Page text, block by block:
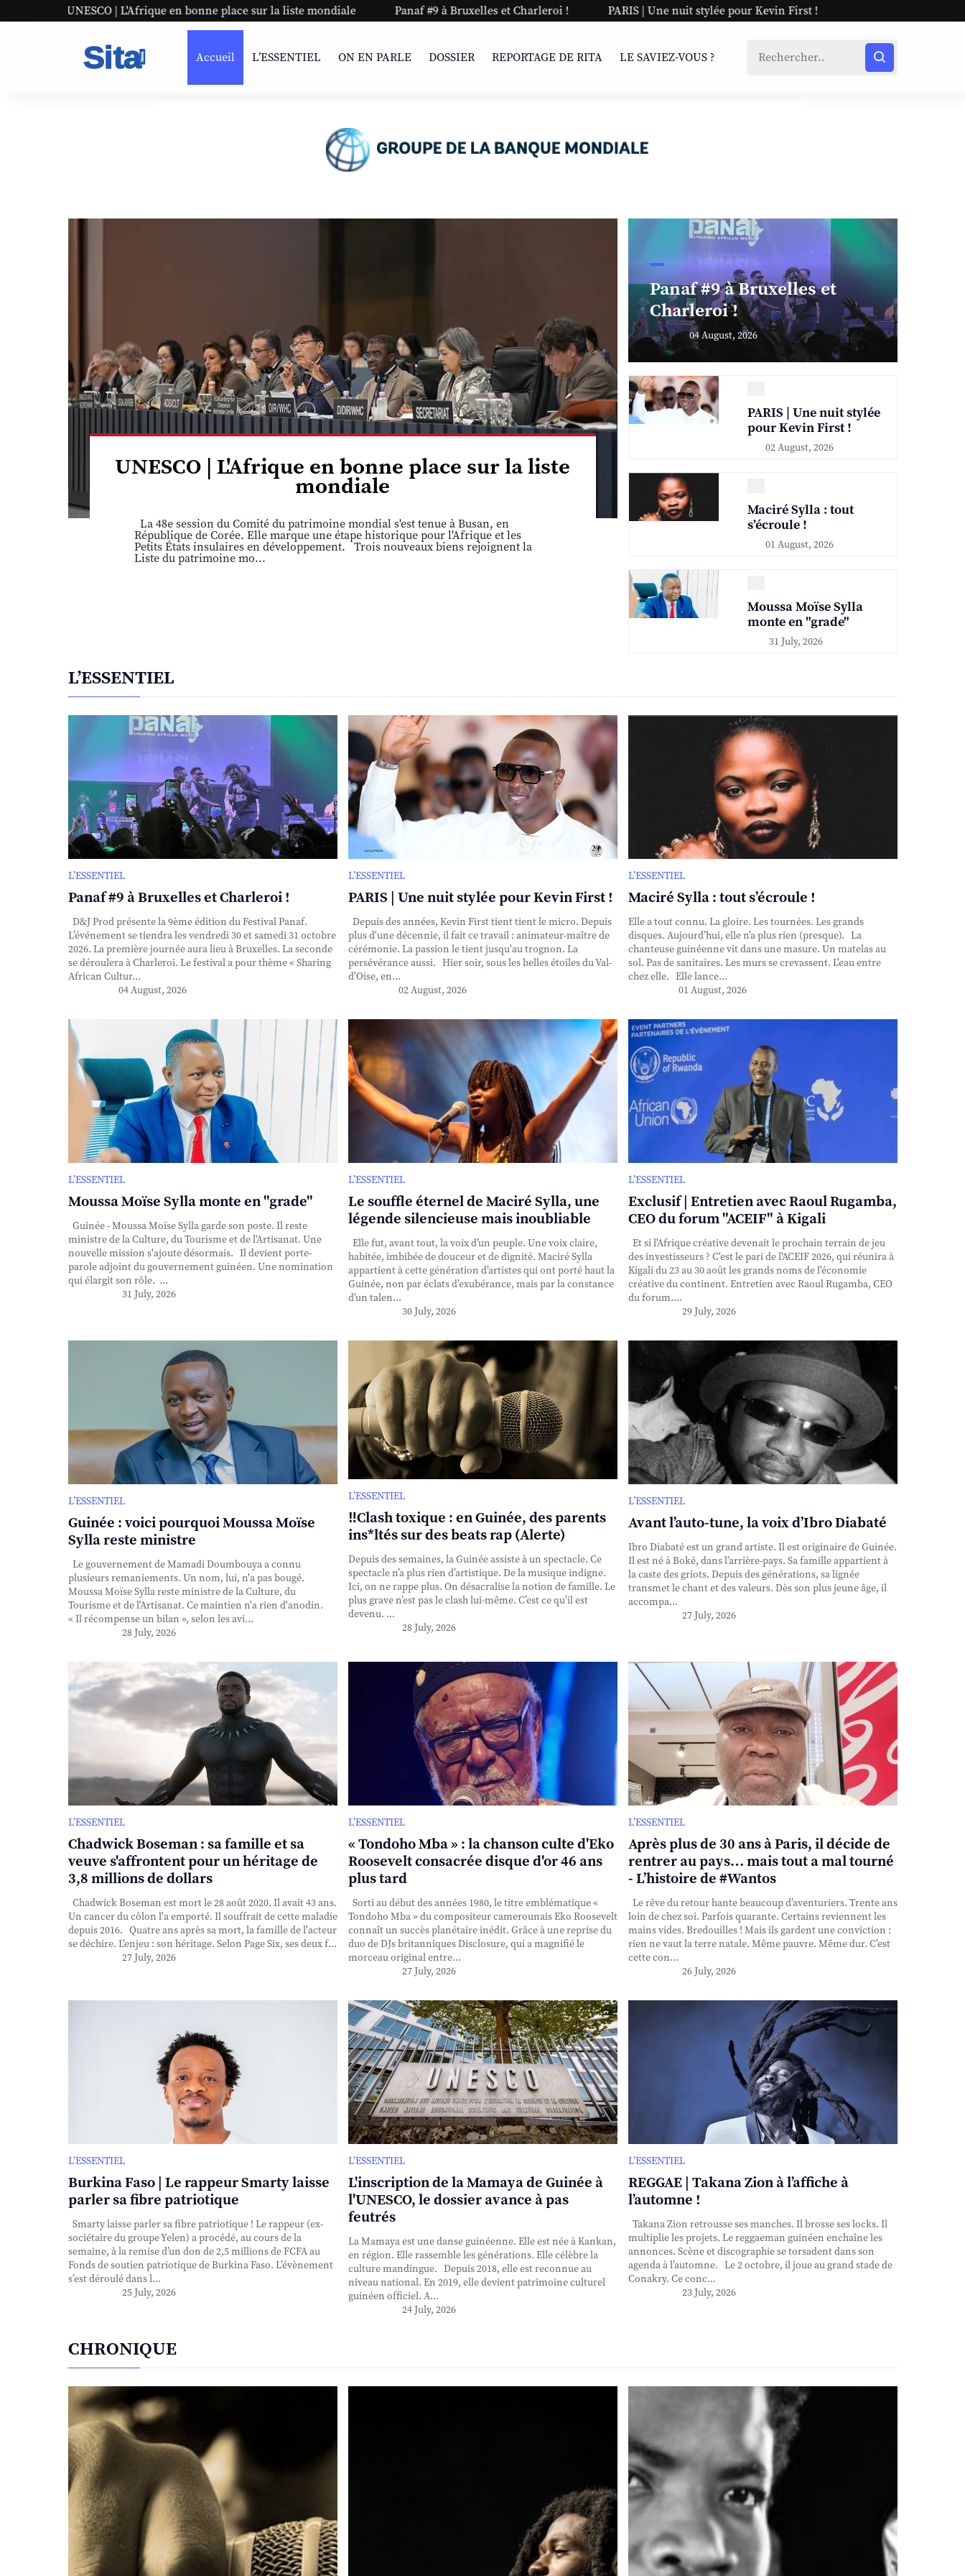
| L'Afrique en bonne place sur la liste mondiale Panaf #9 à Bruxelles et Charleroi ! PARIS | Une nuit stylée pour Kevin First !
Accueil L’ESSENTIEL ON EN PARLE DOSSIER REPORTAGE DE RITA LE SAVIEZ-VOUS ?
UNESCO | L'Afrique en bonne place sur la liste
mondiale
La 48e session du Comité du patrimoine mondial s'est tenue à Busan, en
République de Corée. Elle marque une étape historique pour l'Afrique et les
Petits États insulaires en développement. Trois nouveaux biens rejoignent la
Liste du patrimoine mo...
Panaf #9 à Bruxelles et
Charleroi !
04 August, 2026
PARIS | Une nuit stylée
pour Kevin First !
02 August, 2026
Maciré Sylla : tout
s’écroule !
01 August, 2026
Moussa Moïse Sylla
monte en "grade"
31 July, 2026
L’ESSENTIEL
L’ESSENTIEL
Panaf #9 à Bruxelles et Charleroi !
D&J Prod présente la 9ème édition du Festival Panaf.
L’événement se tiendra les vendredi 30 et samedi 31 octobre
2026. La première journée aura lieu à Bruxelles. La seconde
se déroulera à Charleroi. Le festival a pour thème « Sharing
African Cultur...
04 August, 2026
L’ESSENTIEL
PARIS | Une nuit stylée pour Kevin First !
Depuis des années, Kevin First tient tient le micro. Depuis
plus d'une décennie, il fait ce travail : animateur-maître de
cérémonie. La passion le tient jusqu'au trognon. La
persévérance aussi. Hier soir, sous les belles étoiles du Val-
d'Oise, en...
02 August, 2026
L’ESSENTIEL
Maciré Sylla : tout s’écroule !
Elle a tout connu. La gloire. Les tournées. Les grands
disques. Aujourd’hui, elle n’a plus rien (presque). La
chanteuse guinéenne vit dans une masure. Un matelas au
sol. Pas de sanitaires. Les murs se crevassent. L'eau entre
chez elle. Elle lance...
01 August, 2026
L’ESSENTIEL
Moussa Moïse Sylla monte en "grade"
Guinée - Moussa Moïse Sylla garde son poste. Il reste
ministre de la Culture, du Tourisme et de l'Artisanat. Une
nouvelle mission s'ajoute désormais. Il devient porte-
parole adjoint du gouvernement guinéen. Une nomination
qui élargit son rôle. ...
31 July, 2026
L’ESSENTIEL
Le souffle éternel de Maciré Sylla, une
légende silencieuse mais inoubliable
Elle fut, avant tout, la voix d’un peuple. Une voix claire,
habitée, imbibée de douceur et de dignité. Maciré Sylla
appartient à cette génération d’artistes qui ont porté haut la
Guinée, non par éclats d’exubérance, mais par la constance
d’un talen...
30 July, 2026
L’ESSENTIEL
Exclusif | Entretien avec Raoul Rugamba,
CEO du forum "ACEIF" à Kigali
Et si l'Afrique créative devenait le prochain terrain de jeu
des investisseurs ? C'est le pari de l'ACEIF 2026, qui réunira à
Kigali du 23 au 30 août les grands noms de l'économie
créative du continent. Entretien avec Raoul Rugamba, CEO
du forum....
29 July, 2026
L’ESSENTIEL
Guinée : voici pourquoi Moussa Moïse
Sylla reste ministre
Le gouvernement de Mamadi Doumbouya a connu
plusieurs remaniements. Un nom, lui, n'a pas bougé.
Moussa Moïse Sylla reste ministre de la Culture, du
Tourisme et de l'Artisanat. Ce maintien n'a rien d'anodin.
« Il récompense un bilan », selon les avi...
28 July, 2026
L’ESSENTIEL
‼️Clash toxique : en Guinée, des parents
ins*ltés sur des beats rap (Alerte)
Depuis des semaines, la Guinée assiste à un spectacle. Ce
spectacle n’a plus rien d’artistique. De la musique indigne.
Ici, on ne rappe plus. On désacralise la notion de famille. Le
plus grave n’est pas le clash lui-même. C’est ce qu’il est
devenu. ...
28 July, 2026
L’ESSENTIEL
Avant l’auto-tune, la voix d’Ibro Diabaté
Ibro Diabaté est un grand artiste. Il est originaire de Guinée.
Il est né à Boké, dans l’arrière-pays. Sa famille appartient à
la caste des griots. Depuis des générations, sa lignée
transmet le chant et des valeurs. Dès son plus jeune âge, il
accompa...
27 July, 2026
L’ESSENTIEL
Chadwick Boseman : sa famille et sa
veuve s'affrontent pour un héritage de
3,8 millions de dollars
Chadwick Boseman est mort le 28 août 2020. Il avait 43 ans.
Un cancer du côlon l'a emporté. Il souffrait de cette maladie
depuis 2016. Quatre ans après sa mort, la famille de l'acteur
se déchire. L'enjeu : son héritage. Selon Page Six, ses deux f...
27 July, 2026
L’ESSENTIEL
« Tondoho Mba » : la chanson culte d'Eko
Roosevelt consacrée disque d'or 46 ans
plus tard
Sorti au début des années 1980, le titre emblématique «
Tondoho Mba » du compositeur camerounais Eko Roosevelt
connaît un succès planétaire inédit. Grâce à une reprise du
duo de DJs britanniques Disclosure, qui a magnifié le
morceau original entre...
27 July, 2026
L’ESSENTIEL
Après plus de 30 ans à Paris, il décide de
rentrer au pays… mais tout a mal tourné
- L’histoire de #Wantos
Le rêve du retour hante beaucoup d’aventuriers. Trente ans
loin de chez soi. Parfois quarante. Certains reviennent les
mains vides. Bredouilles ! Mais ils gardent une conviction :
rien ne vaut la terre natale. Même pauvre. Même dur. C’est
cette con...
26 July, 2026
L’ESSENTIEL
Burkina Faso | Le rappeur Smarty laisse
parler sa fibre patriotique
Smarty laisse parler sa fibre patriotique ! Le rappeur (ex-
sociétaire du groupe Yelen) a procédé, au cours de la
semaine, à la remise d’un don de 2,5 millions de FCFA au
Fonds de soutien patriotique de Burkina Faso. L’évènement
s’est déroulé dans l...
25 July, 2026
L’ESSENTIEL
L'inscription de la Mamaya de Guinée à
l'UNESCO, le dossier avance à pas
feutrés
La Mamaya est une danse guinéenne. Elle est née à Kankan,
en région. Elle rassemble les générations. Elle célèbre la
culture mandingue. Depuis 2018, elle est reconnue au
niveau national. En 2019, elle devient patrimoine culturel
guinéen officiel. A...
24 July, 2026
L’ESSENTIEL
REGGAE | Takana Zion à l’affiche à
l’automne !
Takana Zion retrousse ses manches. Il brosse ses locks. Il
multiplie les projets. Le reggaeman guinéen enchaîne les
annonces. Scène et discographie se torsadent dans son
agenda à l’automne. Le 2 octobre, il joue au grand stade de
Conakry. Ce conc...
23 July, 2026
CHRONIQUE